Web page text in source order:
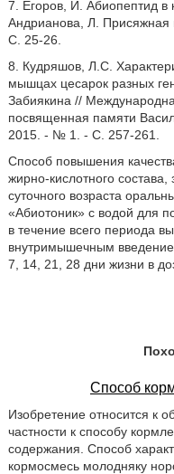
7. Егоров, И. Абиопептид в
Андрианова, Л.
С. 25-26.
8. Кудряшов, Л.С.
мышцах цесарок разных
Забиякина //
посвященная памяти
2015. - № 1. - С. 257-261.
Способ повышения
жирно-кислотного
суточного возраста
«Абиотоник» с водой для
в течение всего периода
внутримышечным
7, 14, 21, 28 дни жизни в
Способ
Изобретение относится к
частности к способу
содержания. Способ
кормосмесь молодняку